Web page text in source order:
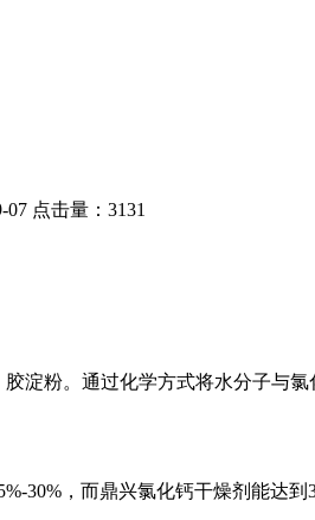
07 点击量：3131
淀粉。通过化学方式将水分子与
，而鼎兴氯化钙干燥剂能达到